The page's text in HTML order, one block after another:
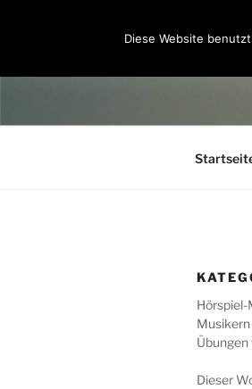
Hörspiel-
Dieser
Diese Website